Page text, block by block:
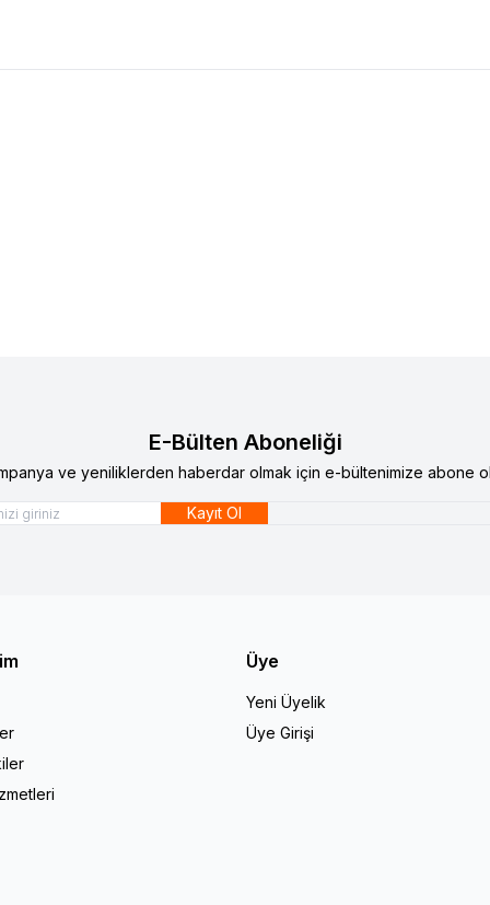
E-Bülten Aboneliği
ve yeniliklerden haberdar olmak için e-bültenimize abone
Kayıt Ol
Üye
Yeni Üyelik
Üye Girişi